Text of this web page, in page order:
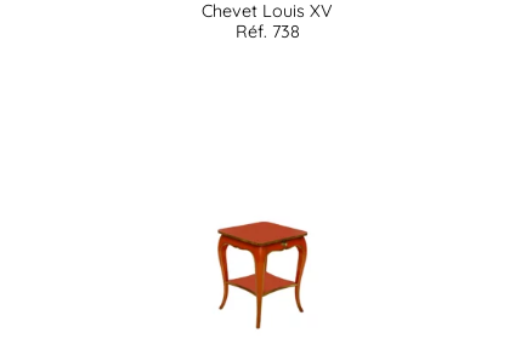
Chevet Louis XV
Réf. 738